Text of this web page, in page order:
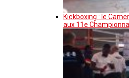
Kickboxing : le
aux 11e